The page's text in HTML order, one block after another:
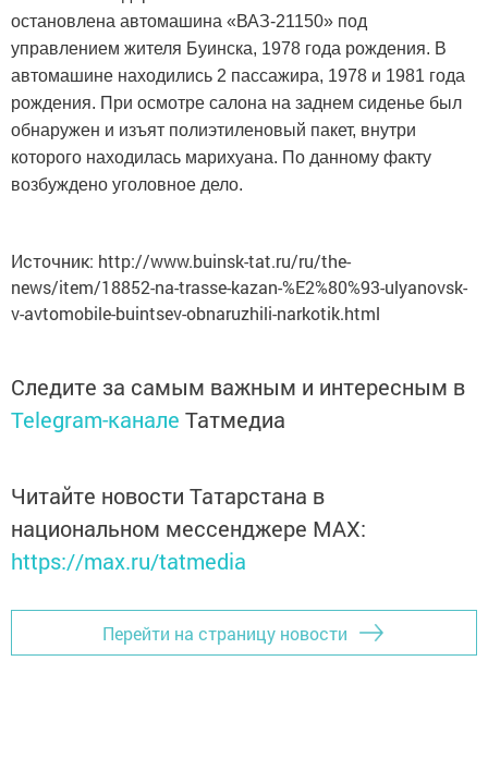
остановлена автомашина «ВАЗ-21150» под
управлением жителя Буинска, 1978 года рождения. В
автомашине находились 2 пассажира, 1978 и 1981 года
рождения. При осмотре салона на заднем сиденье был
обнаружен и изъят полиэтиленовый пакет, внутри
которого находилась марихуана. По данному факту
возбуждено уголовное дело.
Источник: http://www.buinsk-tat.ru/ru/the-
news/item/18852-na-trasse-kazan-%E2%80%93-ulyanovsk-
v-avtomobile-buintsev-obnaruzhili-narkotik.html
Следите за самым важным и интересным в
Telegram-канале Татмедиа
Читайте новости Татарстана в
национальном мессенджере MАХ:
https://max.ru/tatmedia
Перейти на страницу новости